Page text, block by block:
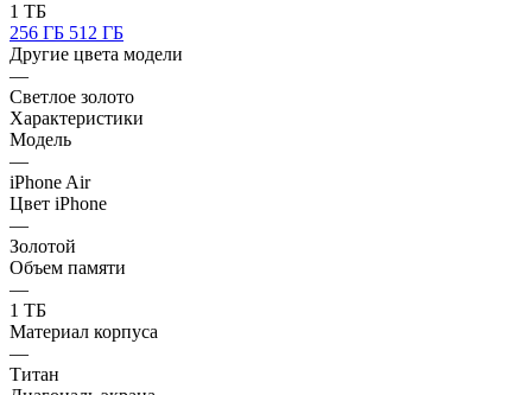
1 ТБ
256 ГБ 512 ГБ
Другие цвета модели
—
Светлое золото
Характеристики
Модель
—
iPhone Air
Цвет iPhone
—
Золотой
Объем памяти
—
1 ТБ
Материал корпуса
—
Титан